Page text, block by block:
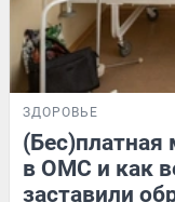
ЗДОРОВЬЕ
в ОМС и как
заставили